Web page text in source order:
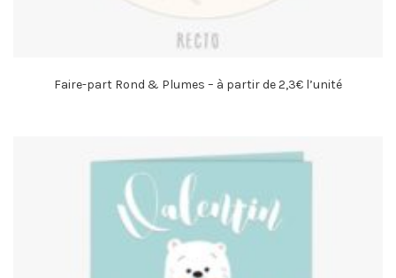
Faire-part Rond & Plumes – à partir de 2,3€ l’unité